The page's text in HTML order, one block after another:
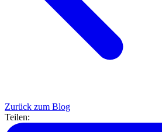
Zurück zum Blog
Teilen: